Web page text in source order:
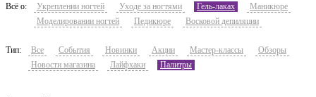
Всё о: Укреплении ногтей Уходе за ногтями Гель-лаках
Маникюре
Моделировании ногтей
Педикюре Восковой депиляции
Тип: Все События Новинки Акции Мастер-классы
Обзоры
Новости магазина
Лайфхаки Палитры